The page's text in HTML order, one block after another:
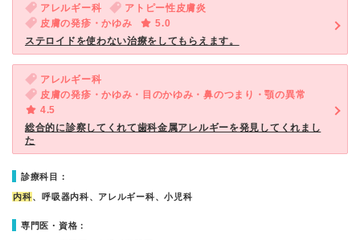
アレルギー科
アトピー性皮膚炎
皮膚の発疹・かゆみ
5.0
ステロイドを使わない治療をしてもらえます。
アレルギー科
皮膚の発疹・かゆみ・目のかゆみ・鼻のつまり・顎の異常
4.5
総合的に診察してくれて歯科金属アレルギーを発見してくれまし
た
診療科目：
内科、呼吸器内科、アレルギー科、小児科
専門医・資格：